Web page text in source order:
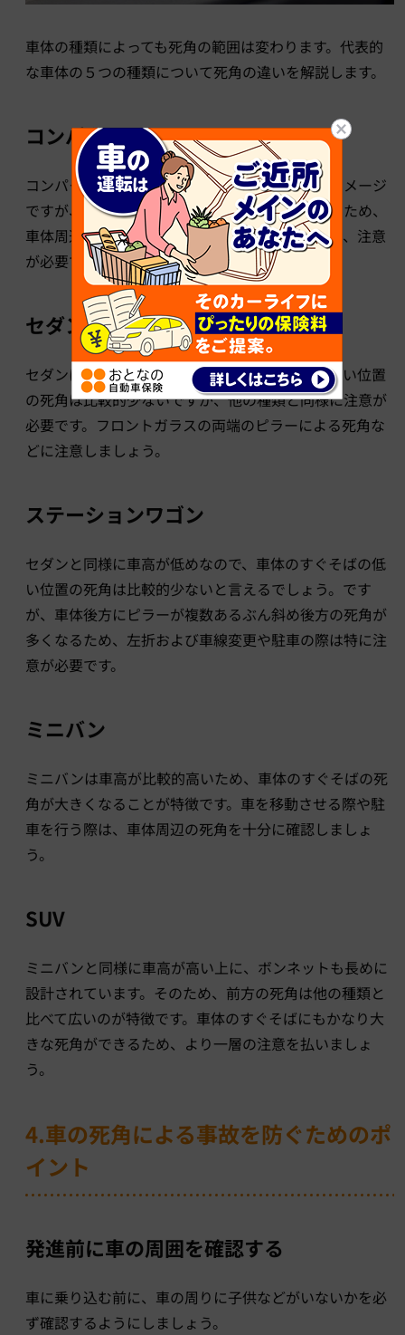
車体の種類によっても死角の範囲は変わります。代表的
な車体の５つの種類について死角の違いを解説します。
コンパクトカー
コンパクトカーは車体が小さめで運転しやすいイメージ
ですが、セダンタイプなどと比べると車高が高いため、
車体周辺でかつ地面に近い箇所の死角が広くなり、注意
が必要です。
セダン
セダンは車高が低めなので、車体のすぐそばの低い位置
の死角は比較的少ないですが、他の種類と同様に注意が
必要です。フロントガラスの両端のピラーによる死角な
どに注意しましょう。
ステーションワゴン
セダンと同様に車高が低めなので、車体のすぐそばの低
い位置の死角は比較的少ないと言えるでしょう。です
が、車体後方にピラーが複数あるぶん斜め後方の死角が
多くなるため、左折および車線変更や駐車の際は特に注
意が必要です。
ミニバン
ミニバンは車高が比較的高いため、車体のすぐそばの死
角が大きくなることが特徴です。車を移動させる際や駐
車を行う際は、車体周辺の死角を十分に確認しましょ
う。
SUV
ミニバンと同様に車高が高い上に、ボンネットも長めに
設計されています。そのため、前方の死角は他の種類と
比べて広いのが特徴です。車体のすぐそばにもかなり大
きな死角ができるため、より一層の注意を払いましょ
う。
4.車の死角による事故を防ぐためのポ
イント
発進前に車の周囲を確認する
車に乗り込む前に、車の周りに子供などがいないかを必
ず確認するようにしましょう。